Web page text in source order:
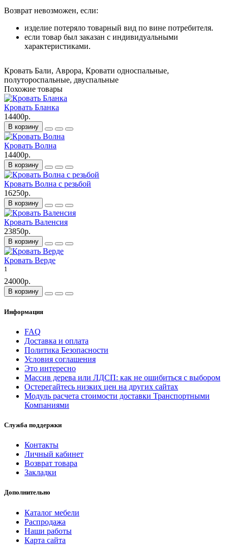
Возврат невозможен, если:
изделие потеряло товарный вид по вине потребителя.
если товар был заказан с индивидуальными
характеристиками.
Кровать Бали, Аврора, Кровати односпальные,
полутороспальные, двуспальные
Похожие товары
Кровать Бланка
14400р.
В корзину
Кровать Волна
14400р.
В корзину
Кровать Волна с резьбой
16250р.
В корзину
Кровать Валенсия
23850р.
В корзину
Кровать Верде
1
24000р.
В корзину
Информация
FAQ
Доставка и оплата
Политика Безопасности
Условия соглашения
Это интересно
Массив дерева или ЛДСП: как не ошибиться с выбором
Остерегайтесь низких цен на других сайтах
Модуль расчета стоимости доставки Транспортными
Компаниями
Служба поддержки
Контакты
Личный кабинет
Возврат товара
Закладки
Дополнительно
Каталог мебели
Распродажа
Наши работы
Карта сайта